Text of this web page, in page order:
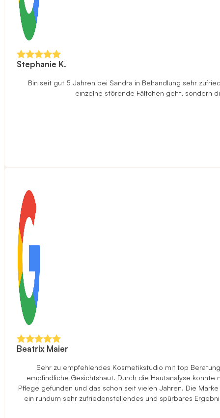
Stephanie K.
Bin seit gut 5 Jahren bei Sandra in Behandlung sehr
einzelne störende Fältchen geht, sondern
Beatrix Maier
Sehr zu empfehlendes Kosmetikstudio mit top
empfindliche Gesichtshaut. Durch die Hautanalyse
Pflege gefunden und das schon seit vielen Jahren. Die
ein rundum sehr zufriedenstellendes und spürbares